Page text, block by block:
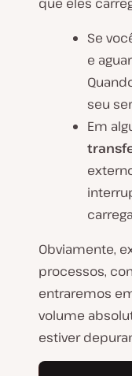
Se
e
seu
Em
Obviamente,
processos,
entraremos
volume
estiver